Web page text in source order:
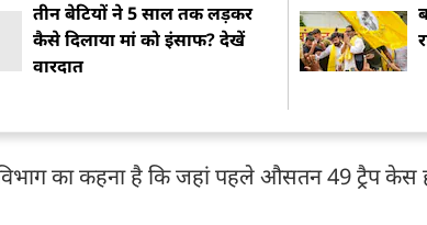
तीन बेटियों ने 5 साल तक लड़कर
कैसे दिलाया मां को इंसाफ? देखें
वारदात
विभाग का कहना है कि जहां पहले औसतन 49 ट्रैप केस